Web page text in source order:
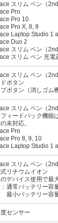
スリム ペン（
Pro
Pro 10
Pro X, 8, 9
Laptop Studio 1
Duo 2
スリム ペン（
スリム ペン 充電
スリム ペン（
ボタン
プボタン（消しゴム
スリム ペン（
ィードバック機能
未対応。
Pro
Pro 8, 9, 10
Laptop Studio 1
スリム ペン（
リチウムイオン
デバイス使用で最
通常バッテリー容
バッテリー容量
センサー